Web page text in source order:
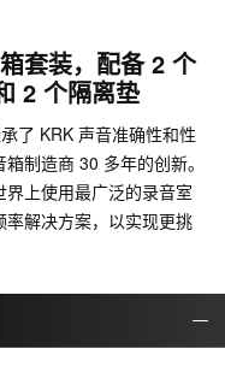
套装，配备 2 个
2 个隔离垫
了 KRK 声音准确性和性
制造商 30 多年的创新。
上使用最广泛的录音室
解决方案，以实现更挑